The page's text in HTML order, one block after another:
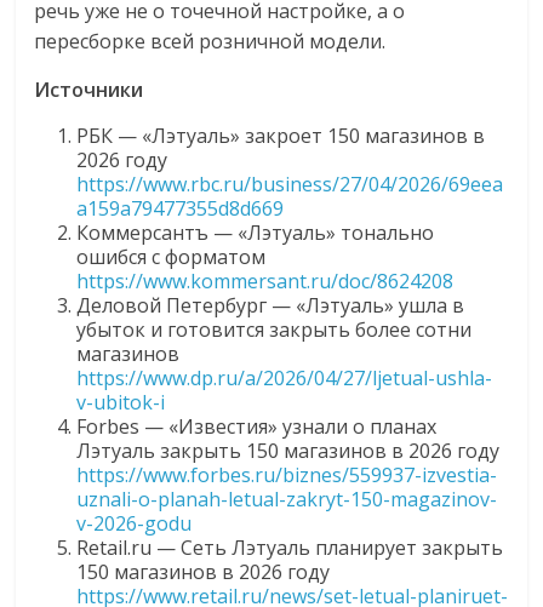
речь уже не о точечной настройке, а о
пересборке всей розничной модели.
Источники
РБК — «Лэтуаль» закроет 150 магазинов в
2026 году
https://www.rbc.ru/business/27/04/2026/69eea
a159a79477355d8d669
Коммерсантъ — «Лэтуаль» тонально
ошибся с форматом
https://www.kommersant.ru/doc/8624208
Деловой Петербург — «Лэтуаль» ушла в
убыток и готовится закрыть более сотни
магазинов
https://www.dp.ru/a/2026/04/27/ljetual-ushla-
v-ubitok-i
Forbes — «Известия» узнали о планах
Лэтуаль закрыть 150 магазинов в 2026 году
https://www.forbes.ru/biznes/559937-izvestia-
uznali-o-planah-letual-zakryt-150-magazinov-
v-2026-godu
Retail.ru — Сеть Лэтуаль планирует закрыть
150 магазинов в 2026 году
https://www.retail.ru/news/set-letual-planiruet-